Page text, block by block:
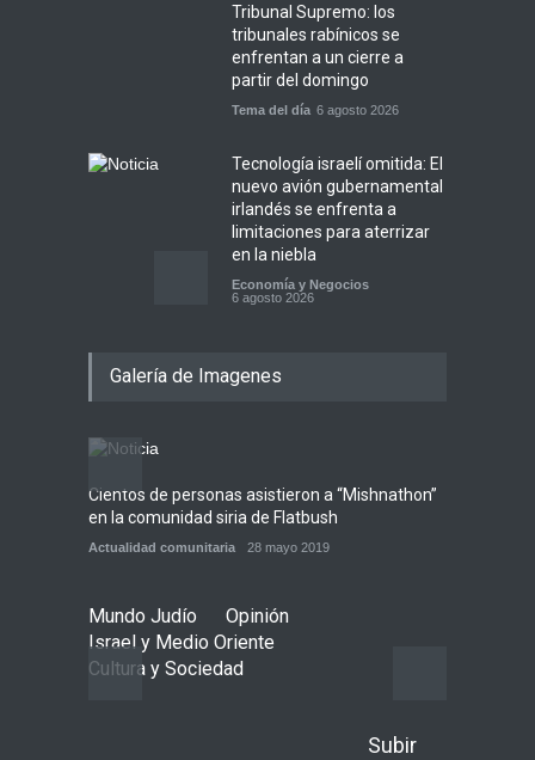
Tribunal Supremo: los
tribunales rabínicos se
enfrentan a un cierre a
partir del domingo
Tema del día 6 agosto 2026
Tecnología israelí omitida: El
nuevo avión gubernamental
irlandés se enfrenta a
limitaciones para aterrizar
en la niebla
Economía y Negocios
6 agosto 2026
Opinión
Los abuelos de Herzl son
enterrados de nuevo en
Jerusalem, cumpliendo así
Galería de Imagenes
Cientos de personas asistieron a “Mishnathon”
en la comunidad siria de Flatbush
Actualidad comunitaria 28 mayo 2019
Mundo Judío
Opinión
Israel y Medio Oriente
Cultura y Sociedad
Subir